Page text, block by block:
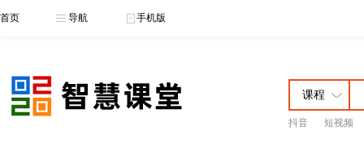
首页 导航 手机版
抖音 短视频